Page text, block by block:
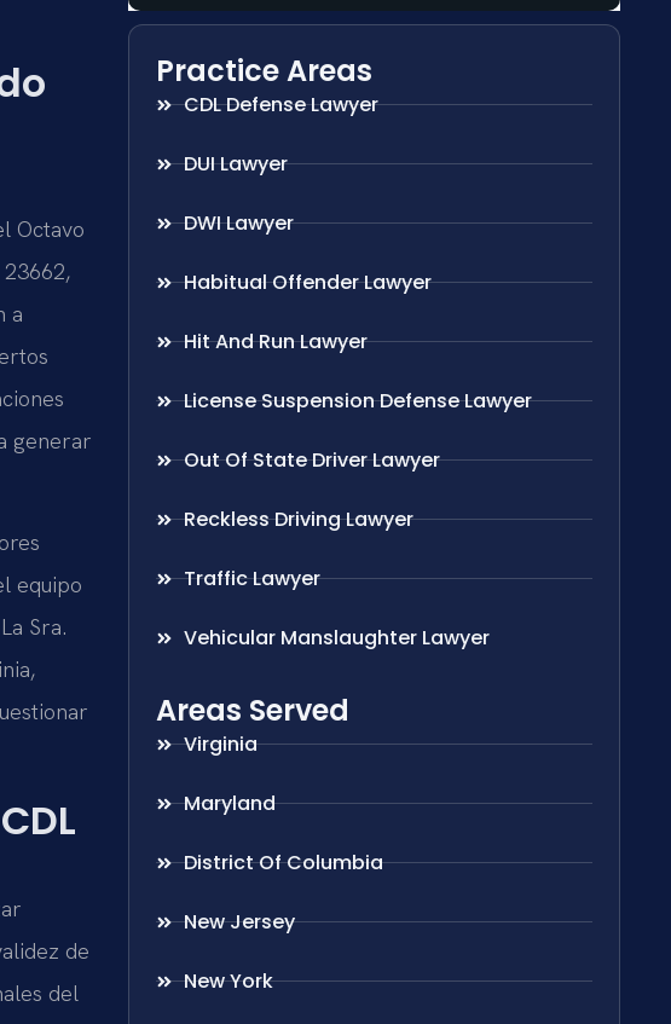
Octavo
a
generar
equipo
Sra.
de
del
Practice Areas
CDL Defense Lawyer
DUI Lawyer
DWI Lawyer
Habitual Offender Lawyer
Hit And Run Lawyer
License Suspension Defense Lawyer
Out Of State Driver Lawyer
Reckless Driving Lawyer
Traffic Lawyer
Vehicular Manslaughter Lawyer
Areas Served
Virginia
Maryland
District Of Columbia
New Jersey
New York